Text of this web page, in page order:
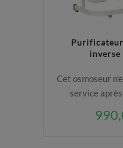
Purificateur
inverse
Cet osmoseur
service